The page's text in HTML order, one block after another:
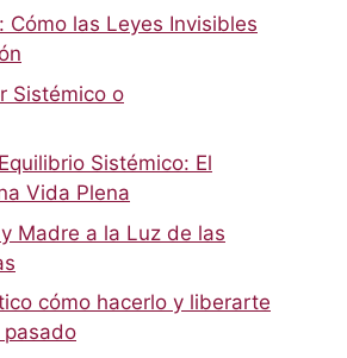
Cómo las Leyes Invisibles
Sistémico o
Sistémico: El
Vida Plena
Madre a la Luz de las
cómo hacerlo y liberarte